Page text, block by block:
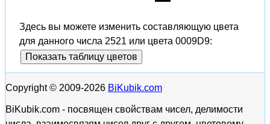
Здесь вы можете изменить составляющую цвета
для данного числа 2521 или цвета 0009D9:
Показать таблицу цветов
Copyright © 2009-2026 BiKubik.com
BiKubik.com - посвящен свойствам чисел, делимости